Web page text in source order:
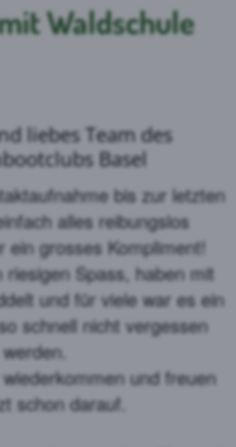
Waldschule
liebes Team des
Basel
bis zur letzten
alles reibungslos
ein grosses Kompliment!
Spass, haben mit
und für viele war es ein
schnell nicht vergessen
werden.
und freuen
schon darauf.